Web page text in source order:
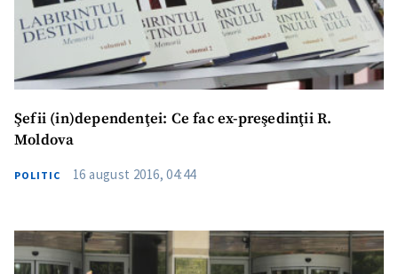
in English
на русском
Şefii (in)dependenţei: Ce fac ex-preşedinţii R.
Moldova
POLITIC 16 august 2016, 04:44